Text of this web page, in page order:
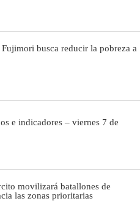
busca reducir la pobreza a
e indicadores – viernes 7 de
movilizará batallones de
las zonas prioritarias